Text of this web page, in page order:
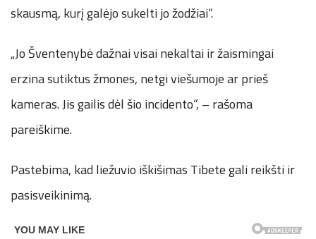
skausmą, kurį galėjo sukelti jo žodžiai“.
„Jo Šventenybė dažnai visai nekaltai ir žaismingai
erzina sutiktus žmones, netgi viešumoje ar prieš
kameras. Jis gailis dėl šio incidento“, – rašoma
pareiškime.
Pastebima, kad liežuvio iškišimas Tibete gali reikšti ir
pasisveikinimą.